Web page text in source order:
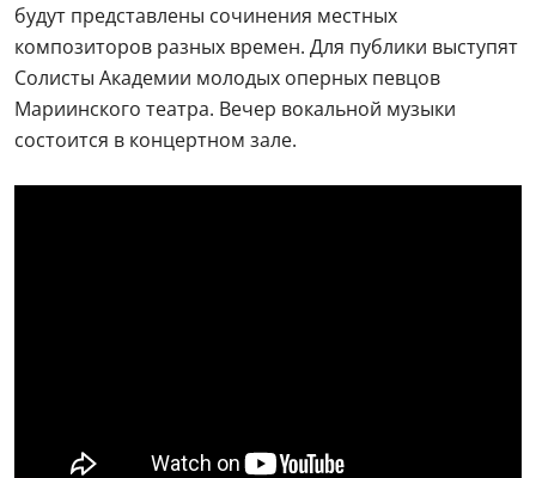
будут представлены сочинения местных
композиторов разных времен. Для публики выступят
Солисты Академии молодых оперных певцов
Мариинского театра. Вечер вокальной музыки
состоится в концертном зале.